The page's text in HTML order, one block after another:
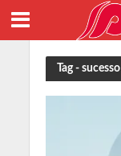
Tag - sucesso